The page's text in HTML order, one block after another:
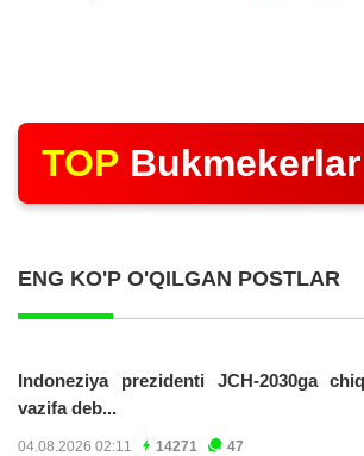
TOP Bukmekerlar
ENG KO'P O'QILGAN POSTLAR
Indoneziya prezidenti JCH-2030ga
vazifa deb...
04.08.2026 02:11 14271 47